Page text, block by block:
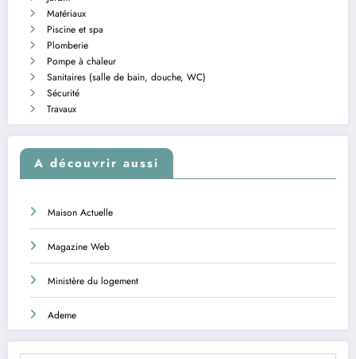
Matériaux
Piscine et spa
Plomberie
Pompe à chaleur
Sanitaires (salle de bain, douche, WC)
Sécurité
Travaux
A découvrir aussi
Maison Actuelle
Magazine Web
Ministère du logement
Ademe